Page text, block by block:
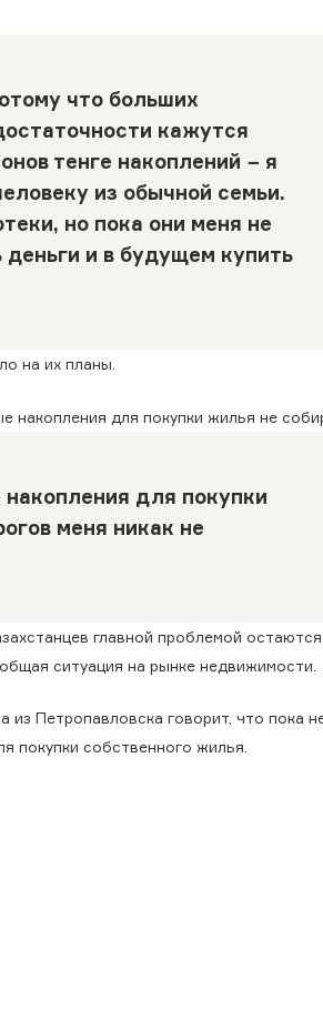
что больших
кажутся
тенге накоплений − я
из обычной семьи.
но пока они меня не
и в будущем купить
на их планы.
накопления для покупки жилья не
для покупки
меня никак не
главной проблемой
ситуация на рынке недвижимости.
из Петропавловска говорит, что пока
покупки собственного жилья.